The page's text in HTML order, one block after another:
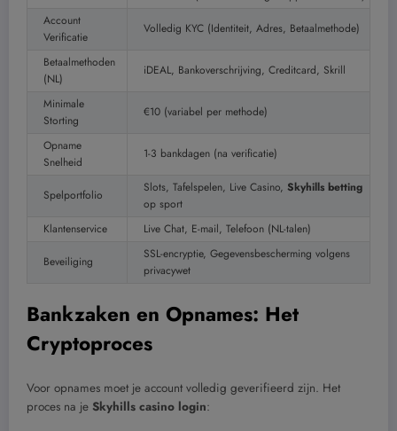
Account
Verificatie
Volledig KYC (Identiteit, Adres, Betaalmethode)
Betaalmethoden
(NL)
iDEAL, Bankoverschrijving, Creditcard, Skrill
Minimale
Storting
€10 (variabel per methode)
Opname
Snelheid
1-3 bankdagen (na verificatie)
Spelportfolio Slots, Tafelspelen, Live Casino, Skyhills betting
op sport
Klantenservice
Live Chat, E-mail, Telefoon (NL-talen)
Beveiliging
SSL-encryptie, Gegevensbescherming volgens
privacywet
Bankzaken en Opnames: Het
Cryptoproces
Voor opnames moet je account volledig geverifieerd zijn. Het
proces na je Skyhills casino login: